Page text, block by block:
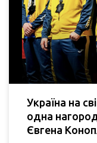
Україна на
одна
Євгена